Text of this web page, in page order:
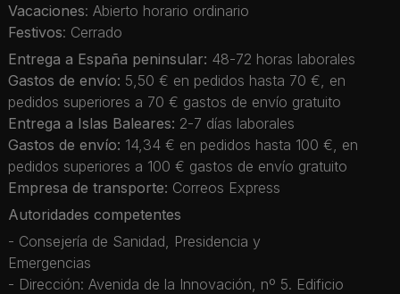
Vacaciones: Abierto horario ordinario
Festivos: Cerrado
Entrega a España peninsular: 48-72 horas laborales
Gastos de envío: 5,50 € en pedidos hasta 70 €, en
pedidos superiores a 70 € gastos de envío gratuito
Entrega a Islas Baleares: 2-7 días laborales
Gastos de envío: 14,34 € en pedidos hasta 100 €, en
pedidos superiores a 100 € gastos de envío gratuito
Empresa de transporte: Correos Express
Autoridades competentes
- Consejería de Sanidad, Presidencia y
Emergencias
- Dirección: Avenida de la Innovación, nº 5. Edificio